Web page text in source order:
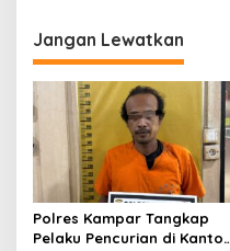
g
a
s
i
p
o
s
Jangan Lewatkan
Polres Kampar Tangkap
Pelaku Pencurian di Kantor